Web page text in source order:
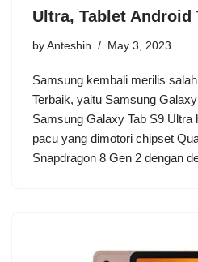
Ultra, Tablet Android
by Anteshin May 3, 2023
Samsung kembali merilis
Terbaik, yaitu Samsung
Samsung Galaxy Tab S9 Ultra
pacu yang dimotori chipset
Snapdragon 8 Gen 2 dengan